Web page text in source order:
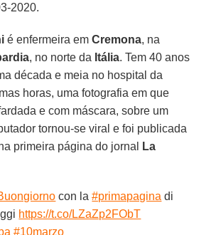
2020.
é enfermeira emCremona, na
, no norte da Itália. Tem 40 anos
década e meia no hospital da
horas, uma fotografia em que
e com máscara, sobre um
tornou-se viral e foi publicada
primeira página do jornal
La
con la#primapagina di
https://t.co/LZaZp2FObT
#10marzo